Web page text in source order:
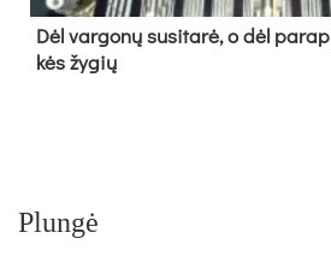
Dėl var­go­nų su­si­ta­rė, o dėl
kės žy­gių
Plungė